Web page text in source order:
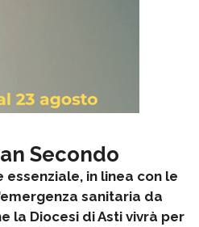
Secondo
in linea con le
sanitaria da
la Diocesi di Asti vivrà per